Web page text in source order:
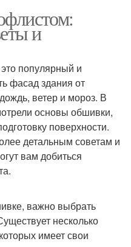
и
популярный и
фасад здания от
ветер и мороз. В
основы обшивки,
поверхности.
детальным советам и
вам добиться
важно выбрать
несколько
имеет свои